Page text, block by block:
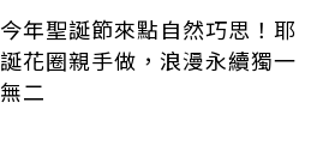
今年聖誕節來點自然巧思！耶
誕花圈親手做，浪漫永續獨一
無二